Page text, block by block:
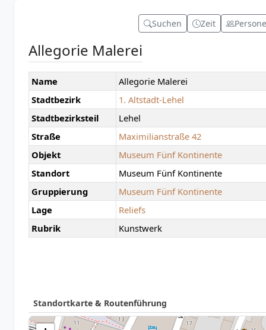
Suchen Zeit
Allegorie Malerei
Name
Allegorie Malerei
Stadtbezirk
1. Altstadt-Lehel
Stadtbezirksteil
Lehel
Straße
Maximilianstraße 42
Objekt
Museum Fünf Kontinente
Standort
Museum Fünf Kontinente
Gruppierung
Museum Fünf Kontinente
Lage
Reliefs
Rubrik
Kunstwerk
Standortkarte & Routenführung